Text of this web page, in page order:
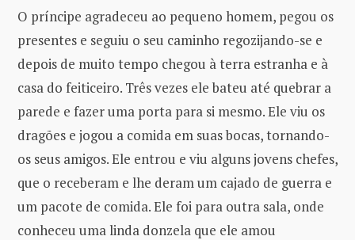
O príncipe agradeceu ao pequeno homem, pegou os
presentes e seguiu o seu caminho regozijando-se e
depois de muito tempo chegou à terra estranha e à
casa do feiticeiro. Três vezes ele bateu até quebrar a
parede e fazer uma porta para si mesmo. Ele viu os
dragões e jogou a comida em suas bocas, tornando-
os seus amigos. Ele entrou e viu alguns jovens chefes,
que o receberam e lhe deram um cajado de guerra e
um pacote de comida. Ele foi para outra sala, onde
conheceu uma linda donzela que ele amou